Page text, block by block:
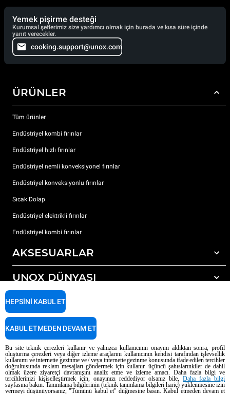
Yemek pişirme desteği
Kurumsal şeflerimiz size yardımcı olmak için burada ve kısa süre içinde
yanıt verecekler.
cooking.support@unox.com
ÜRÜNLER
Tüm ürünler
Endüstriyel kombi fırınlar
Endüstriyel hızlı fırınlar
Endüstriyel nemli konveksiyonel fırınlar
Endüstriyel konveksiyonlu fırınlar
Sıcak Dolap
Endüstriyel elektrikli fırınlar
Endüstriyel kombi fırınlar
AKSESUARLAR
Tüm aksesuarlar
Otomatik yıkama için deterjanlar
Elle yıkama için deterjanlar
Reçine filtrelerle su arıtma
UNOX DÜNYASI
Dünyadaki ofislerimizx
DESTEK
Unox garanti
Servis Bulucu
Telif Hakkı 2026 UNOX SpA Tüm hakları saklıdır. Reg. Imp. Padova n °
04230750285 - REA Padova 372835 - Dünya Topluluğu 5.000.000 € iv - P.IVA
AI Content Disclaimer Privacy policy Cookie policy
Bu site teknik çerezleri kullanır ve yalnızca kullanıcının onayını aldıktan sonra, profil
oluşturma çerezleri veya diğer izleme araçlarını kullanıcının kendisi tarafından işlevsellik
kullanımı ve internette gezinme ve / veya internette gezinme konusunda ifade edilen tercihler
doğrultusunda reklam mesajları göndermek için kullanır. üçüncü şahıslarınkiler de dahil
olmak üzere ziyaretçi davranışını analiz etme ve izleme amacı. Daha fazla bilgi ve
tercihlerinizi kişiselleştirmek için, onayınızı reddediyor olsanız bile,Daha fazla bilgi
sayfasına bakın. Tanımlama bilgilerinin (teknik tanımlama bilgileri hariç) yüklenmesine izin
vermeyi düşünüyorsanız, "Tümünü kabul et" düğmesine basın. Kabul etmeden devam et
HEPSINI KABUL ET
KABUL ETMEDEN DEVAM ET